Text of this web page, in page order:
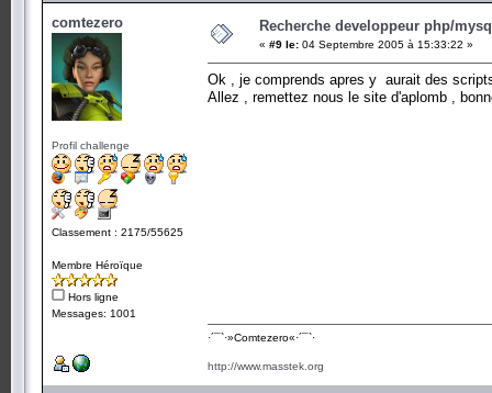
comtezero
Profil challenge
Classement : 2175/55625
Membre Héroïque
Hors ligne
Messages: 1001
Recherche developpeur php/
« #9 le: 04 Septembre 2005 à 15:33:22 »
Ok , je comprends apres y aurait des
Allez , remettez nous le site d'aplomb ,
·´¯`·­»Comtezero«­·´¯`·
http://www.masstek.org